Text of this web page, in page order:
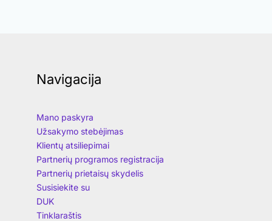
Navigacija
Mano paskyra
Užsakymo stebėjimas
Klientų atsiliepimai
Partnerių programos registracija
Partnerių prietaisų skydelis
Susisiekite su
DUK
Tinklaraštis